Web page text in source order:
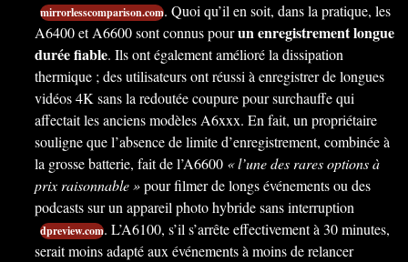
mirrorlesscomparison.com. Quoi qu’il en soit, dans la pratique, les
A6400 et A6600 sont connus pourun enregistrement longue
durée fiable. Ils ont également amélioré la dissipation
thermique ; des utilisateurs ont réussi à enregistrer de longues
vidéos 4K sans la redoutée coupure pour surchauffe qui
affectait les anciens modèles A6xxx. En fait, un propriétaire
souligne que l’absence de limite d’enregistrement, combinée à
la grosse batterie, fait de l’A6600 « l’une des rares options à
prix raisonnable »pour filmer de longs événements ou des
podcasts sur un appareil photo hybride sans interruption
dpreview.com. L’A6100, s’il s’arrête effectivement à 30 minutes,
serait moins adapté aux événements à moins de relancer